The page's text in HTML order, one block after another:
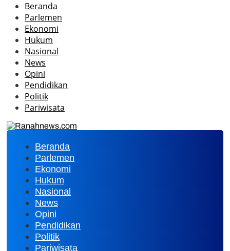
Beranda
Parlemen
Ekonomi
Hukum
Nasional
News
Opini
Pendidikan
Politik
Pariwisata
Beranda
Parlemen
Ekonomi
Hukum
Nasional
News
Opini
Pendidikan
Politik
Pariwisata